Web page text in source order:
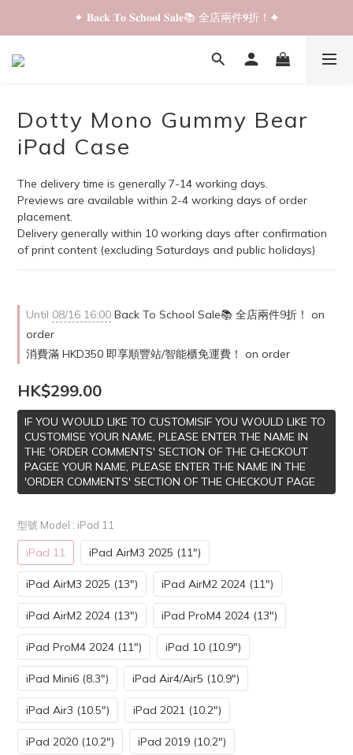
✦ 𝐁𝐚𝐜𝐤 𝐓𝐨 𝐒𝐜𝐡𝐨𝐨𝐥 𝐒𝐚𝐥𝐞📚 全店兩件𝟗折！✦
✦ 𝐁𝐚𝐜𝐤 𝐓𝐨 𝐒𝐜𝐡𝐨𝐨𝐥 𝐒𝐚𝐥𝐞📚 全店兩件𝟗折！✦
✦ 全店購物滿 𝐇𝐊𝐃𝟑𝟓𝟎 即享順豐站/智能櫃免運費！✦
Dotty Mono Gummy Bear
iPad Case
The delivery time is generally 7-14 working days.
Previews are available within 2-4 working days of order
placement.
Delivery generally within 10 working days after confirmation
of print content (excluding Saturdays and public holidays)
Until 08/16 16:00 Back To School Sale📚 全店兩件9折！ on
order
消費滿 HKD350 即享順豐站/智能櫃免運費！ on order
HK$299.00
IF YOU WOULD LIKE TO CUSTOMISIF YOU WOULD LIKE TO
CUSTOMISE YOUR NAME, PLEASE ENTER THE NAME IN
THE 'ORDER COMMENTS' SECTION OF THE CHECKOUT
PAGEE YOUR NAME, PLEASE ENTER THE NAME IN THE
'ORDER COMMENTS' SECTION OF THE CHECKOUT PAGE
型號 Model : iPad 11
iPad 11 iPad AirM3 2025 (11")
iPad AirM3 2025 (13") iPad AirM2 2024 (11")
iPad AirM2 2024 (13") iPad ProM4 2024 (13")
iPad ProM4 2024 (11") iPad 10 (10.9")
iPad Mini6 (8.3") iPad Air4/Air5 (10.9")
iPad Air3 (10.5") iPad 2021 (10.2")
iPad 2020 (10.2") iPad 2019 (10.2")